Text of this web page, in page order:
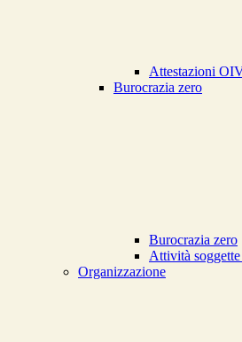
Attestazioni
Burocrazia zero
Burocrazia zero
Attività
Organizzazione